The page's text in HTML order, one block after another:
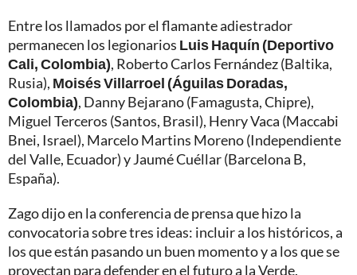
Entre los llamados por el flamante adiestrador
permanecen los legionarios Luis Haquín (Deportivo
Cali, Colombia), Roberto Carlos Fernández (Baltika,
Rusia), Moisés Villarroel (Águilas Doradas,
Colombia), Danny Bejarano (Famagusta, Chipre),
Miguel Terceros (Santos, Brasil), Henry Vaca (Maccabi
Bnei, Israel), Marcelo Martins Moreno (Independiente
del Valle, Ecuador) y Jaumé Cuéllar (Barcelona B,
España).
Zago dijo en la conferencia de prensa que hizo la
convocatoria sobre tres ideas: incluir a los históricos, a
los que están pasando un buen momento y a los que se
proyectan para defender en el futuro a la Verde.